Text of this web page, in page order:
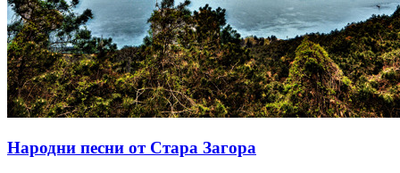
Народни песни от Стара Загора